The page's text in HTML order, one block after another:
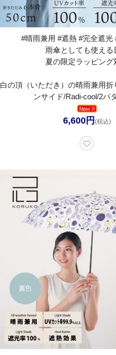
#晴雨兼用 #遮熱 #完全遮光
雨傘としても使える
夏の限定ラッピング
白の頂（いただき）の晴雨兼用折
ンサイド/Radi-cool/2パ
6,600円 (税込)